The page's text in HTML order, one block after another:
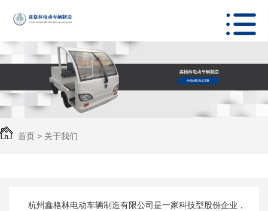
首页 > 关于我们
杭州鑫格林电动车辆制造有限公司是一家科技型股份企业，